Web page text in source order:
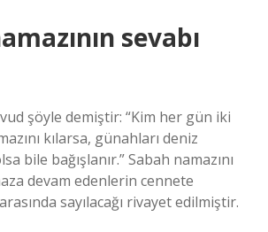
sevabı
şöyle demiştir: “Kim her gün iki
kılarsa, günahları deniz
bile bağışlanır.” Sabah namazını
devam edenlerin cennete
sayılacağı rivayet edilmiştir.